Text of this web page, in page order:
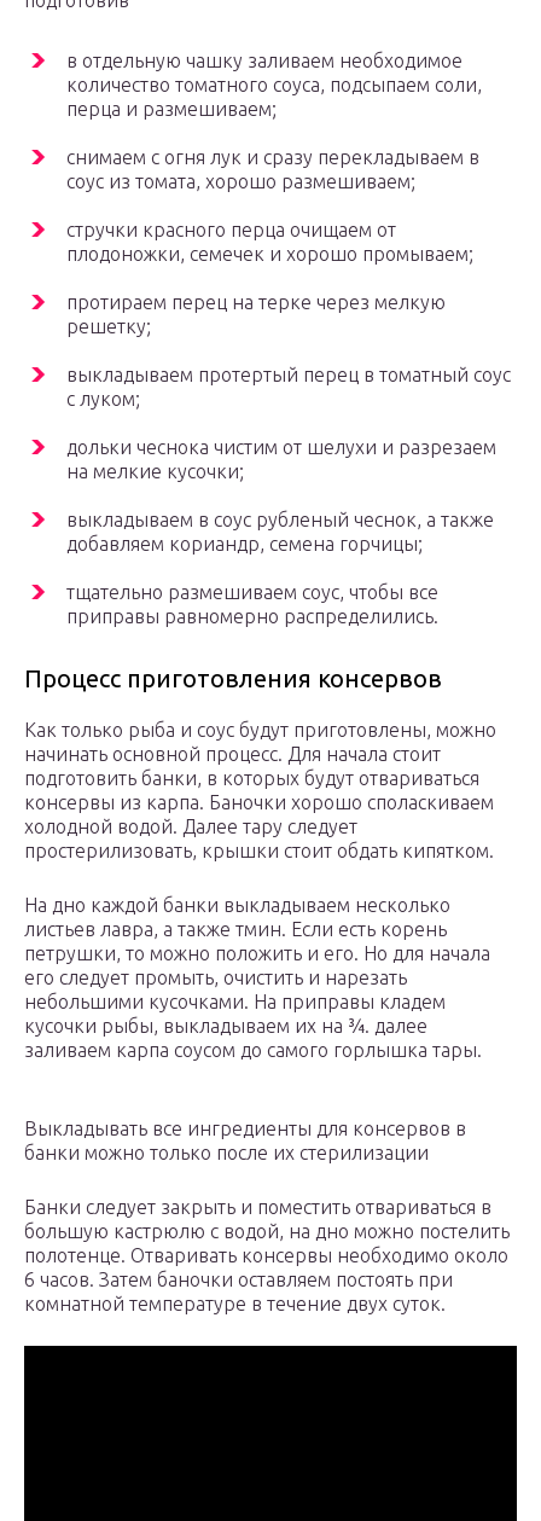
в отдельную чашку заливаем необходимое
количество томатного соуса, подсыпаем соли,
перца и размешиваем;
снимаем с огня лук и сразу перекладываем в
соус из томата, хорошо размешиваем;
стручки красного перца очищаем от
плодоножки, семечек и хорошо промываем;
протираем перец на терке через мелкую
решетку;
выкладываем протертый перец в томатный соус
с луком;
дольки чеснока чистим от шелухи и разрезаем
на мелкие кусочки;
выкладываем в соус рубленый чеснок, а также
добавляем кориандр, семена горчицы;
тщательно размешиваем соус, чтобы все
приправы равномерно распределились.
Процесс приготовления консервов
Как только рыба и соус будут приготовлены, можно
начинать основной процесс. Для начала стоит
подготовить банки, в которых будут отвариваться
консервы из карпа. Баночки хорошо споласкиваем
холодной водой. Далее тару следует
простерилизовать, крышки стоит обдать кипятком.
На дно каждой банки выкладываем несколько
листьев лавра, а также тмин. Если есть корень
петрушки, то можно положить и его. Но для начала
его следует промыть, очистить и нарезать
небольшими кусочками. На приправы кладем
кусочки рыбы, выкладываем их на ¾. далее
заливаем карпа соусом до самого горлышка тары.
Выкладывать все ингредиенты для консервов в
банки можно только после их стерилизации
Банки следует закрыть и поместить отвариваться в
большую кастрюлю с водой, на дно можно постелить
полотенце. Отваривать консервы необходимо около
6 часов. Затем баночки оставляем постоять при
комнатной температуре в течение двух суток.